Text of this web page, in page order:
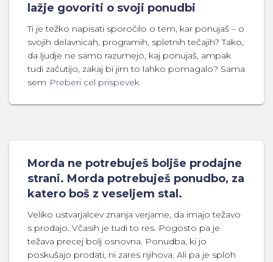
lažje govoriti o svoji ponudbi
Ti je težko napisati sporočilo o tem, kar ponujaš – o
svojih delavnicah, programih, spletnih tečajih? Tako,
da ljudje ne samo razumejo, kaj ponujaš, ampak
tudi začutijo, zakaj bi jim to lahko pomagalo? Sama
sem Preberi cel prispevek
Morda ne potrebuješ boljše prodajne
strani. Morda potrebuješ ponudbo, za
katero boš z veseljem stal.
Veliko ustvarjalcev znanja verjame, da imajo težavo
s prodajo. Včasih je tudi to res. Pogosto pa je
težava precej bolj osnovna. Ponudba, ki jo
poskušajo prodati, ni zares njihova. Ali pa je sploh